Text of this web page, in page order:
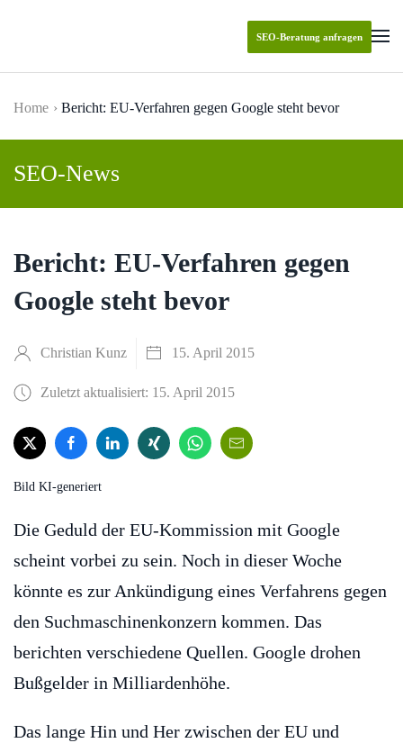
SEO-Beratung anfragen
Home Bericht: EU-Verfahren gegen Google steht bevor
SEO-News
Bericht: EU-Verfahren gegen
Google steht bevor
Christian Kunz 15. April 2015
Zuletzt aktualisiert: 15. April 2015
Bild KI-generiert
Die Geduld der EU-Kommission mit Google
scheint vorbei zu sein. Noch in dieser Woche
könnte es zur Ankündigung eines Verfahrens gegen
den Suchmaschinenkonzern kommen. Das
berichten verschiedene Quellen. Google drohen
Bußgelder in Milliardenhöhe.
Das lange Hin und Her zwischen der EU und